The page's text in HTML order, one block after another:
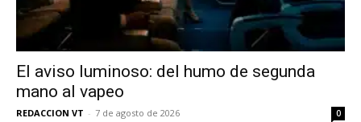
El aviso luminoso: del humo de segunda
mano al vapeo
REDACCION VT - 7 de agosto de 2026 0